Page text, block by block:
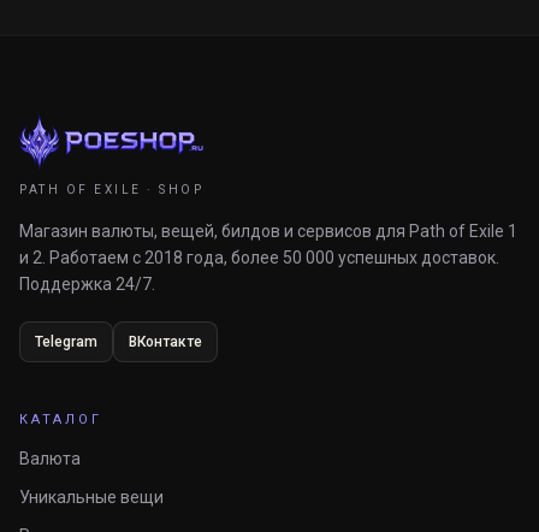
PATH OF EXILE · SHOP
Магазин валюты, вещей, билдов и сервисов для Path of Exile 1
и 2. Работаем с 2018 года, более 50 000 успешных доставок.
Поддержка 24/7.
Telegram ВКонтакте
КАТАЛОГ
Валюта
Уникальные вещи